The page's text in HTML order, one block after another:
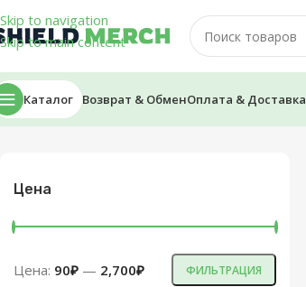
Skip to navigation
Skip to main content
Каталог Возврат & ОбменОплата & Доставка
Главная/Alfedov
Цена
ФИЛЬТРАЦИЯ
Цена: 90₽ — 2,700₽